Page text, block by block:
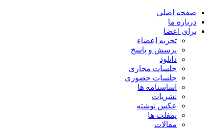
صفحه اصلی
درباره ما
برای اعضا
تجربه اعضاء
پرسش و پاسخ
دانلود
جلسات مجازی
جلسات حضوری
اساسنامه ها
نشریات
عکس نوشته
پمفلت ها
مقالات